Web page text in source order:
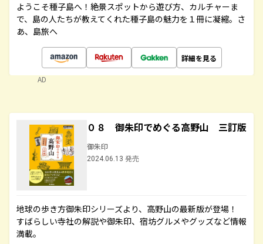
ようこそ種子島へ！絶景スポットから遊び方、カルチャーま
で、島の人たちが教えてくれた種子島の魅力を１冊に凝縮。さ
あ、島旅へ
詳細を見る
AD
０８ 御朱印でめぐる高野山 三訂版
御朱印
2024.06.13 発売
地球の歩き方御朱印シリーズより、高野山の最新版が登場！
すばらしい寺社の解説や御朱印、宿坊グルメやグッズなど情報
満載。